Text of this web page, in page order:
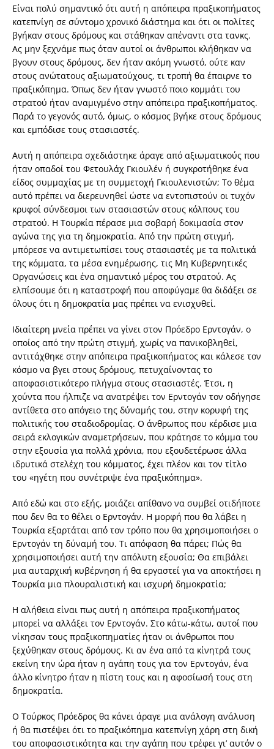
Είναι πολύ σημαντικό ότι αυτή η απόπειρα πραξικοπήματος
κατεπνίγη σε σύντομο χρονικό διάστημα και ότι οι πολίτες
βγήκαν στους δρόμους και στάθηκαν απέναντι στα τανκς.
Ας μην ξεχνάμε πως όταν αυτοί οι άνθρωποι κλήθηκαν να
βγουν στους δρόμους, δεν ήταν ακόμη γνωστό, ούτε καν
στους ανώτατους αξιωματούχους, τι τροπή θα έπαιρνε το
πραξικόπημα. Όπως δεν ήταν γνωστό ποιο κομμάτι του
στρατού ήταν αναμιγμένο στην απόπειρα πραξικοπήματος.
Παρά το γεγονός αυτό, όμως, ο κόσμος βγήκε στους δρόμους
και εμπόδισε τους στασιαστές.
Αυτή η απόπειρα σχεδιάστηκε άραγε από αξιωματικούς που
ήταν οπαδοί του Φετουλάχ Γκιουλέν ή συγκροτήθηκε ένα
είδος συμμαχίας με τη συμμετοχή Γκιουλενιστών; Το θέμα
αυτό πρέπει να διερευνηθεί ώστε να εντοπιστούν οι τυχόν
κρυφοί σύνδεσμοι των στασιαστών στους κόλπους του
στρατού. Η Τουρκία πέρασε μια σοβαρή δοκιμασία στον
αγώνα της για τη δημοκρατία. Από την πρώτη στιγμή,
μπόρεσε να αντιμετωπίσει τους στασιαστές με τα πολιτικά
της κόμματα, τα μέσα ενημέρωσης, τις Μη Κυβερνητικές
Οργανώσεις και ένα σημαντικό μέρος του στρατού. Ας
ελπίσουμε ότι η καταστροφή που αποφύγαμε θα διδάξει σε
όλους ότι η δημοκρατία μας πρέπει να ενισχυθεί.
Ιδιαίτερη μνεία πρέπει να γίνει στον Πρόεδρο Ερντογάν, ο
οποίος από την πρώτη στιγμή, χωρίς να πανικοβληθεί,
αντιτάχθηκε στην απόπειρα πραξικοπήματος και κάλεσε τον
κόσμο να βγει στους δρόμους, πετυχαίνοντας το
αποφασιστικότερο πλήγμα στους στασιαστές. Έτσι, η
χούντα που ήλπιζε να ανατρέψει τον Ερντογάν τον οδήγησε
αντίθετα στο απόγειο της δύναμής του, στην κορυφή της
πολιτικής του σταδιοδρομίας. Ο άνθρωπος που κέρδισε μια
σειρά εκλογικών αναμετρήσεων, που κράτησε το κόμμα του
στην εξουσία για πολλά χρόνια, που εξουδετέρωσε άλλα
ιδρυτικά στελέχη του κόμματος, έχει πλέον και τον τίτλο
του «ηγέτη που συνέτριψε ένα πραξικόπημα».
Από εδώ και στο εξής, μοιάζει απίθανο να συμβεί οτιδήποτε
που δεν θα το θέλει ο Ερντογάν. Η μορφή που θα λάβει η
Τουρκία εξαρτάται από τον τρόπο που θα χρησιμοποιήσει ο
Ερντογάν τη δύναμή του. Τι απόφαση θα πάρει; Πώς θα
χρησιμοποιήσει αυτή την απόλυτη εξουσία; Θα επιβάλει
μια αυταρχική κυβέρνηση ή θα εργαστεί για να αποκτήσει η
Τουρκία μια πλουραλιστική και ισχυρή δημοκρατία;
Η αλήθεια είναι πως αυτή η απόπειρα πραξικοπήματος
μπορεί να αλλάξει τον Ερντογάν. Στο κάτω-κάτω, αυτοί που
νίκησαν τους πραξικοπηματίες ήταν οι άνθρωποι που
ξεχύθηκαν στους δρόμους. Κι αν ένα από τα κίνητρά τους
εκείνη την ώρα ήταν η αγάπη τους για τον Ερντογάν, ένα
άλλο κίνητρο ήταν η πίστη τους και η αφοσίωσή τους στη
δημοκρατία.
Ο Τούρκος Πρόεδρος θα κάνει άραγε μια ανάλογη ανάλυση
ή θα πιστέψει ότι το πραξικόπημα κατεπνίγη χάρη στη δική
του αποφασιστικότητα και την αγάπη που τρέφει γι’ αυτόν ο